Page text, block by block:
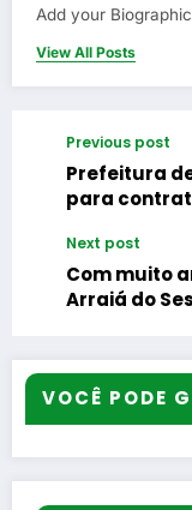
Add your
View All Posts
Previous post
Prefeitura
para
Next post
Com muito
Arraiá do
VOCÊ PODE